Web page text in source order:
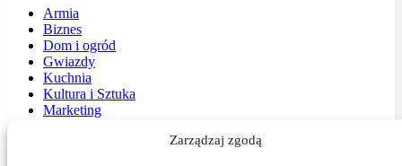
Zarządzaj zgodą
Armia
Biznes
Dom i ogród
Gwiazdy
Kuchnia
Kultura i Sztuka
Marketing